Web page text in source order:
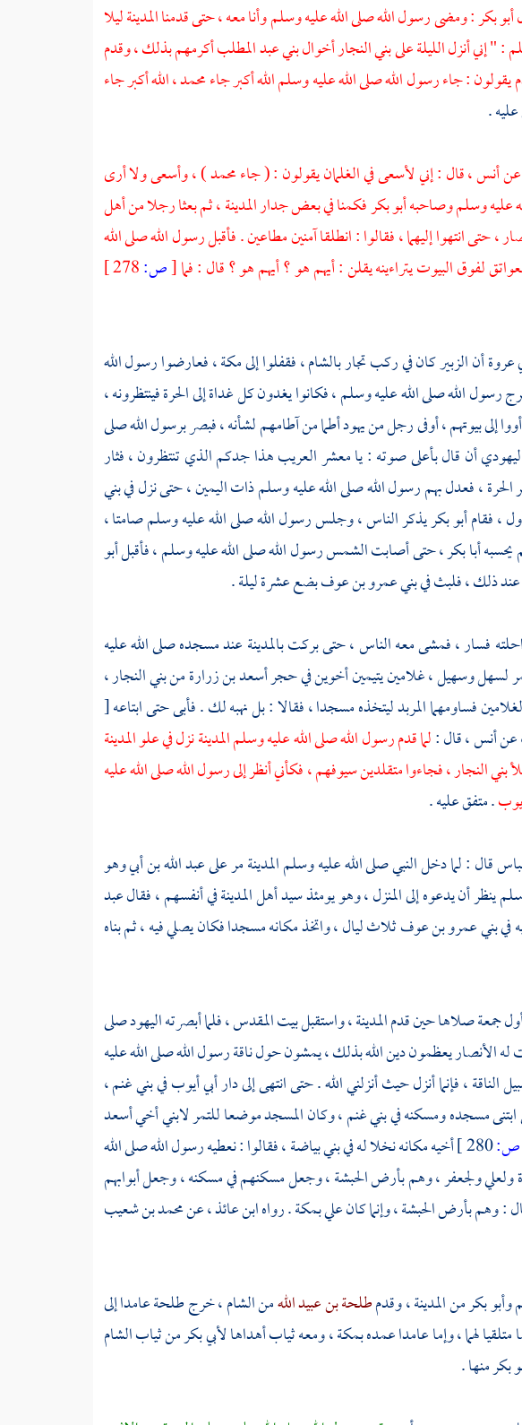
أبو بكر: ومضى رسول الله صلى الله عليه وسلم وأنا معه ، حتى قدمناالمدينةليلا
: " إني أنزل الليلة علىبني النجارأخوالبني عبد المطلبأكرمهم بذلك ، وقدم
يقولون : جاء رسول الله صلى الله عليه وسلم الله أكبر جاءمحمد ،الله أكبر جاء
.
عنأنس ،قال : إني لأسعى في الغلمان يقولون : ( جاءمحمد) ، وأسعى ولا أرى
عليه وسلم وصاحبهأبو بكرفكمنا في بعض جدارالمدينة ،ثم بعثا رجلا منأهل
،حتى انتهوا إليهما ، فقالوا : انطلقا آمنين مطاعين . فأقبل رسول الله صلى الله
لفوق البيوت يتراءينه يقلن : أيهم هو ؟ أيهم هو ؟ قال : فما[ص:
عروةأنالزبيركان في ركب تجاربالشام ،فقفلوا إلىمكة ،فعارضوا رسول الله
الله صلى الله عليه وسلم ، فكانوا يغدون كل غداة إلى الحرة فينتظرونه ،
إلى بيوتهم ، أوفى رجل من يهود أطما من آطامهم لشأنه ، فبصر برسول الله صلى
أن قال بأعلى صوته : يا معشر العريب هذا جدكم الذي تنتظرون ، فثار
، فعدل بهم رسول الله صلى الله عليه وسلم ذات اليمين ، حتى نزل فيبني
، فقامأبو بكريذكر الناس ، وجلس رسول الله صلى الله عليه وسلم صامتا ،
يحسبهأبا بكر ،حتى أصابت الشمس رسول الله صلى الله عليه وسلم ، فأقبلأبو
ذلك ، فلبث فيبني عمرو بن عوفبضع عشرة ليلة .
فسار ، فمشى معه الناس ، حتى بركتبالمدينةعند مسجده صلى الله عليه
لسهلوسهيل ،غلامين يتيمين أخوين في حجرأسعد بن زرارةمنبني النجار ،
فساومهما المربد ليتخذه مسجدا ، فقالا : بل نهبه لك . فأبى حتى ابتاعه[
عنأنس ،قال :لما قدم رسول الله صلى الله عليه وسلمالمدينةنزل في علوالمدينة
بني النجار ،فجاءوا متقلدين سيوفهم ، فكأني أنظر إلى رسول الله صلى الله عليه
. متفق عليه .
قال : لما دخل النبي صلى الله عليه وسلمالمدينةمر علىعبد الله بن أبيوهو
أن يدعوه إلى المنزل ، وهو يومئذ سيدأهلالمدينةفي أنفسهم ، فقالعبد
فيبني عمرو بن عوفثلاث ليال ، واتخذ مكانه مسجدا فكان يصلي فيه ، ثم بناه
جمعة صلاها حين قدمالمدينة ،واستقبلبيت المقدس ،فلما أبصرتهاليهودصلى
لهالأنصاريعظمون دين الله بذلك ، يمشون حول ناقة رسول الله صلى الله عليه
، فإنما أنزل حيث أنزلني الله . حتى انتهى إلى دارأبي أيوبفيبني غنم ،
مسجده ومسكنه فيبني غنم ،وكان المسجد موضعا للتمر لابني أخيأسعد
ص:280 ] أخيه مكانه نخلا له فيبني بياضة ،فقالوا : نعطيه رسول الله صلى الله
ولعليولجعفر ،وهم بأرضالحبشة ،وجعل مسكنهم في مسكنه ، وجعل أبوابهم
: وهم بأرضالحبشة ،وإنما كان عليبمكة. رواهابن عائذ ،عنمحمد بن شعيب
وأبو بكرمنالمدينة ،وقدمطلحة بن عبيد اللهمنالشام ،خرجطلحةعامدا إلى
لهما ، وإما عامدا عمدهبمكة ،ومعه ثياب أهداهالأبي بكرمن ثيابالشام
بكرمنها .